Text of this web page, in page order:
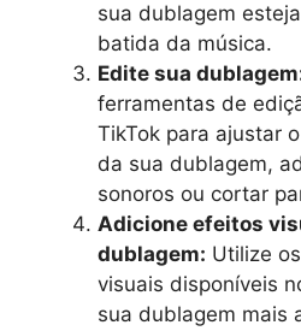
sua dublagem
batida da música.
Edite sua
ferramentas de
TikTok para ajustar
da sua dublagem,
sonoros ou cortar
Adicione efeitos
dublagem: Utilize
visuais disponíveis
sua dublagem mais